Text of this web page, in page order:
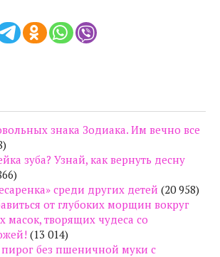
знака Зодиака. Им вечно все
зуба? Узнай, как вернуть десну
среди других детей (20 958)
от глубоких морщин вокруг
масок, творящих чудеса со
(13 014)
без пшеничной муки с